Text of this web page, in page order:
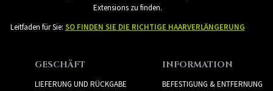
Extensions zu finden.
Leitfaden für Sie: SO FINDEN SIE DIE RICHTIGE HAARVERLÄNGERUNG
GESCHÄFT
LIEFERUNG UND RÜCKGABE
INFORMATION
BEFESTIGUNG & ENTFERNUNG